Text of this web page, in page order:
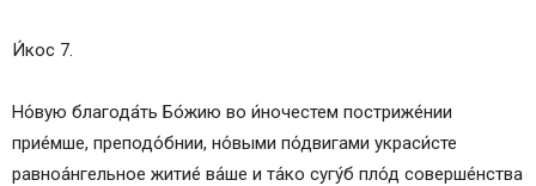
И́кос 7.
Но́вую благода́ть Бо́жию во и́ночестем постриже́нии
прие́мше, преподо́бнии, но́выми по́двигами украси́сте
равноа́нгельное житие́ ва́ше и та́ко сугу́б пло́д соверше́нства